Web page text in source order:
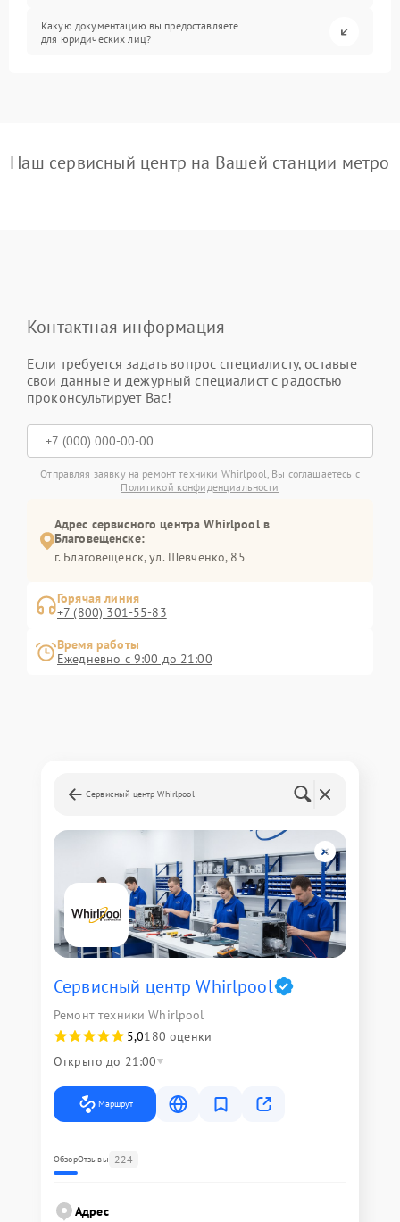
Какую документацию вы предоставляете
для юридических лиц?
Наш сервисный центр на Вашей станции метро
Контактная информация
Если требуется задать вопрос специалисту, оставьте
свои данные и дежурный специалист с радостью
проконсультирует Вас!
Отправляя заявку на ремонт техники Whirlpool, Вы соглашаетесь с
Политикой конфиденциальности
Адрес сервисного центра Whirlpool в
Благовещенске:
г. Благовещенск, ул. Шевченко, 85
Горячая линия
+7 (800) 301-55-83
Время работы
Ежедневно с 9:00 до 21:00
Сервисный центр Whirlpool
Сервисный центр Whirlpool
Ремонт техники Whirlpool
5,0180 оценки
Открыто до 21:00
Маршрут
ОбзорОтзывы 224
Адрес